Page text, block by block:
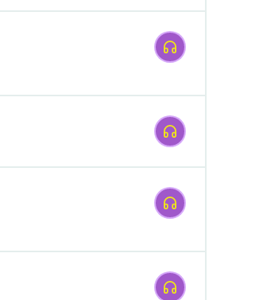
Afspelen
Afspelen
Afspelen
Afspelen